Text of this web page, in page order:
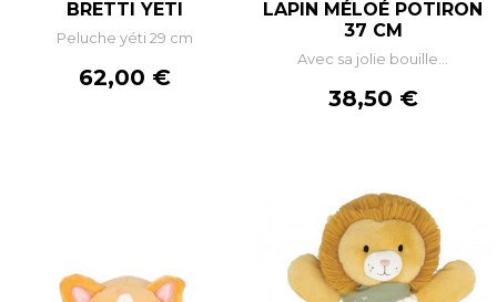
BRETTI YETI
Peluche yéti 29 cm
Prix
62,00 €
LAPIN MÉLOÉ POTIRON
37 CM
Avec sa jolie bouille...
Prix
38,50 €